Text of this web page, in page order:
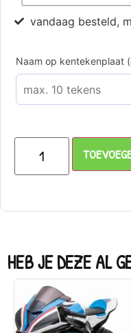
vandaag besteld,
Naam op kentekenplaat
HEB JE DEZE AL